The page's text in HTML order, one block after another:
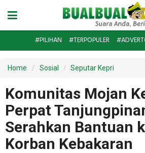
#PILIHAN #TERPOPULER
Home Sosial Seputar Kepri
Komunitas Mojan
Perpat
Serahkan Bantuan
Korban Kebakaran